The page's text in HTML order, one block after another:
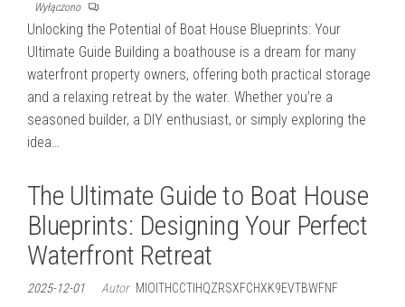
Wyłączono
Unlocking the Potential of Boat House Blueprints: Your
Ultimate Guide Building a boathouse is a dream for many
waterfront property owners, offering both practical storage
and a relaxing retreat by the water. Whether you’re a
seasoned builder, a DIY enthusiast, or simply exploring the
idea…
The Ultimate Guide to Boat House
Blueprints: Designing Your Perfect
Waterfront Retreat
2025-12-01 Autor MIOITHCCTIHQZRSXFCHXK9EVTBWFNF